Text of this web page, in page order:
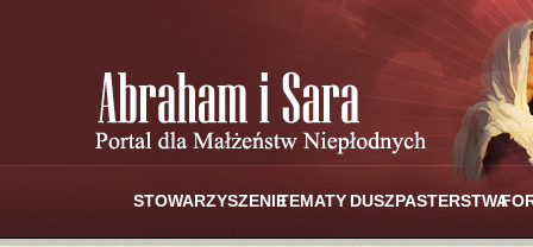
STOWARZYSZENIETEMATY DUSZPASTERSTWA